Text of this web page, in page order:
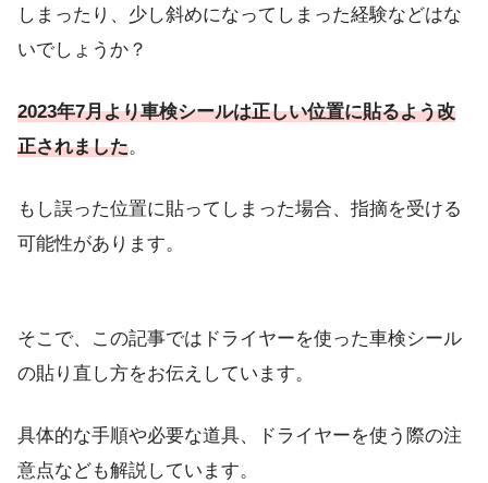
しまったり、少し斜めになってしまった経験などはな
いでしょうか？
2023年7月より車検シールは正しい位置に貼るよう改
正されました。
もし誤った位置に貼ってしまった場合、指摘を受ける
可能性があります。
そこで、この記事ではドライヤーを使った車検シール
の貼り直し方をお伝えしています。
具体的な手順や必要な道具、ドライヤーを使う際の注
意点なども解説しています。